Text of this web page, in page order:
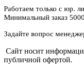
Работаем только с юр.
Минимальный заказ
Задайте вопрос
Сайт носит
публичной офертой.